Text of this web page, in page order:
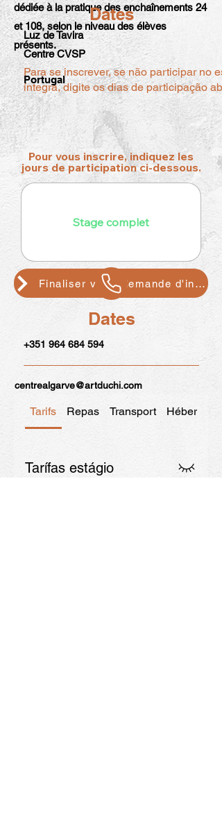
dédiée à la pratique des enchaînements 24
et 108, selon le niveau des élèves
présents.
Para se inscrever, se não participar no
íntegra, digite os dias de participação
Pour vous inscrire, indiquez les
jours de participation ci-dessous.
Finaliser votre demande
Dates
Luz de Tavira
Centre CVSP
Portugal
Dates
+351 964 684 594
centrealgarve@artduchi.com
Tarifs Repas Transport
Tarífas estágio